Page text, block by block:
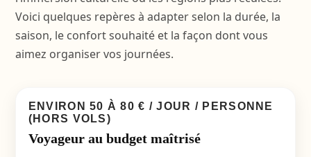
Voici quelques repères à adapter selon la durée, la
saison, le confort souhaité et la façon dont vous
aimez organiser vos journées.
ENVIRON 50 À 80 € / JOUR / PERSONNE
(HORS VOLS)
Voyageur au budget maîtrisé